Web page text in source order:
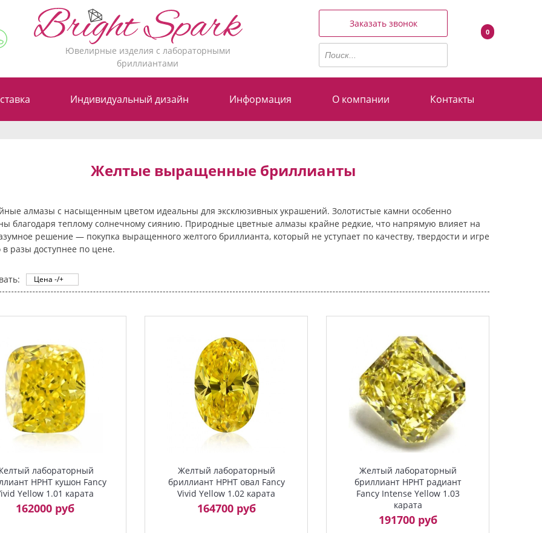
Ювелирные изделия с лабораторными
бриллиантами
Заказать звонок
0
Индивидуальный дизайн Информация О компании Контакты
Желтые выращенные бриллианты
алмазы с насыщенным цветом идеальны для эксклюзивных украшений. Золотистые камни особенно
благодаря теплому солнечному сиянию. Природные цветные алмазы крайне редкие, что напрямую влияет на
решение — покупка выращенного желтого бриллианта, который не уступает по качеству, твердости и игре
в разы доступнее по цене.
Цена -/+
лабораторный
HPHT кушон Fancy
Yellow 1.01 карата
162000 руб
Желтый лабораторный
бриллиант HPHT овал Fancy
Vivid Yellow 1.02 карата
164700 руб
Желтый лабораторный
бриллиант HPHT радиант
Fancy Intense Yellow 1.03
карата
191700 руб